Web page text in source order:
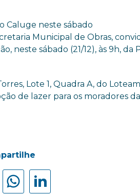
Caluge neste sábado
Municipal de Obras,
neste sábado (21/12), às 9h, da
Lote 1, Quadra A, do
de lazer para os moradores da